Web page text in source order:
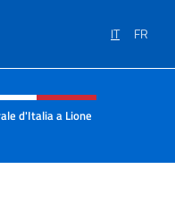
IT FR
e menù
d'Italia a Lione